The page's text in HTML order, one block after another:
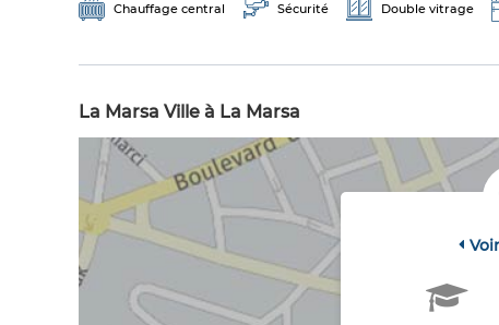
Chauffage central Sécurité Double vitrage
La Marsa Ville à La Marsa